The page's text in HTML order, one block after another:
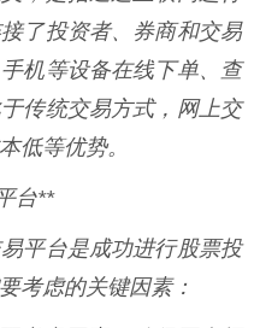
了投资者、券商和交易
机等设备在线下单、查
传统交易方式，网上交
低等优势。
台**
平台是成功进行股票投
考虑的关键因素：